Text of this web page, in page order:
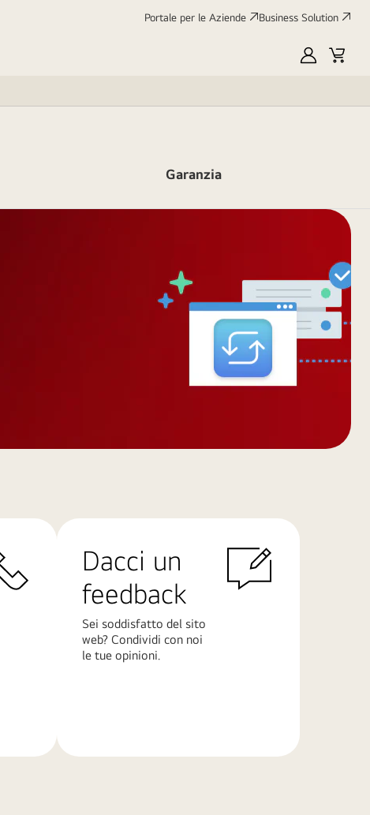
Portale per le Aziende Business Solution
My
Cart
Garanzia
Dacci un
feedback
Sei soddisfatto del sito
web? Condividi con noi
le tue opinioni.